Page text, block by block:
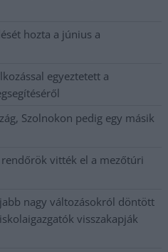
hozta a június a
egyeztetett a
Szolnokon pedig egy másik
vitték el a mezőtúri
nagy változásokról döntött
visszakapják